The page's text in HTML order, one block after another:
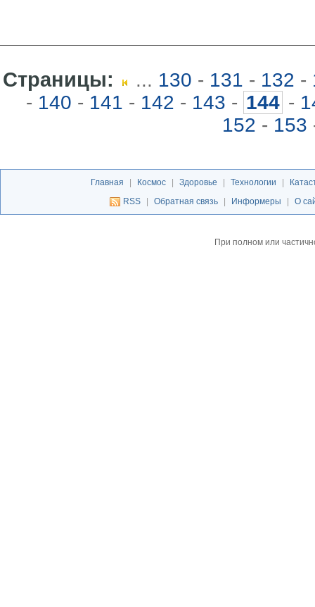
Страницы: ... 130 - 131 - 132 -
- 140 - 141 - 142 - 143 - 144 -
152 - 153
Главная Космос Здоровье Технологии
RSS
Обратная связь Информеры О
При полном или